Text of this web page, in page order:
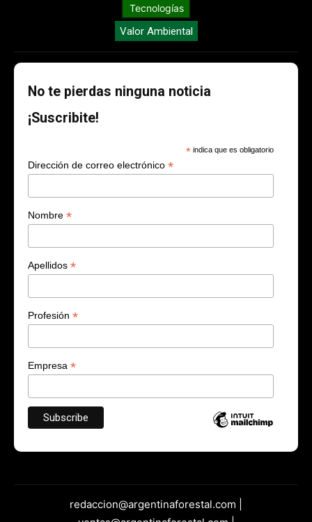
Tecnologías
Valor Ambiental
No te pierdas ninguna noticia
¡Suscribite!
* indica que es obligatorio
Dirección de correo electrónico *
Nombre *
Apellidos *
Profesión *
Empresa *
redaccion@argentinaforestal.com |